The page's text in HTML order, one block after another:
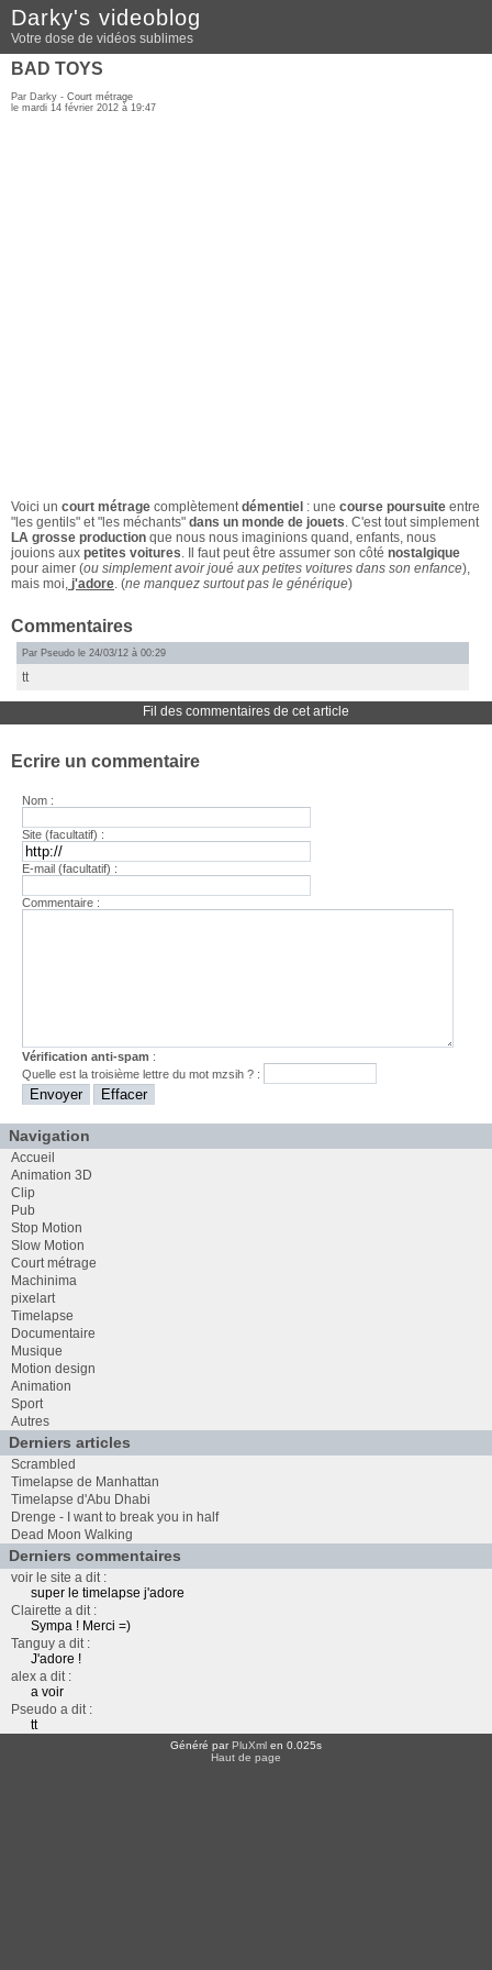
Darky's videoblog
Votre dose de vidéos sublimes
BAD TOYS
Par Darky - Court métrage
le mardi 14 février 2012 à 19:47
Voici un court métrage complètementdémentiel : une course poursuite entre
"les gentils" et "les méchants" dans un monde de jouets. C'est tout simplement
LA grosse production que nous nous imaginions quand, enfants, nous
jouions aux petites voitures. Il faut peut être assumer son côté nostalgique
pour aimer (ou simplement avoir joué aux petites voitures dans son enfance),
mais moi, j'adore. (ne manquez surtout pas le générique)
Commentaires
Par Pseudo le 24/03/12 à 00:29
tt
Fil des commentaires de cet article
Ecrire un commentaire
Nom :
Site (facultatif) :
E-mail (facultatif) :
Commentaire :
Vérification anti-spam :
Quelle est latroisième lettre du motmzsih ? :
Navigation
Accueil
Animation 3D
Clip
Pub
Stop Motion
Slow Motion
Court métrage
Machinima
pixelart
Timelapse
Documentaire
Musique
Motion design
Animation
Sport
Autres
Derniers articles
Scrambled
Timelapse de Manhattan
Timelapse d'Abu Dhabi
Drenge - I want to break you in half
Dead Moon Walking
Derniers commentaires
voir le site a dit :
super le timelapse j'adore
Clairette a dit :
Sympa ! Merci =)
Tanguy a dit :
J'adore !
alex a dit :
a voir
Pseudo a dit :
tt
Généré parPluXml en 0.025s
Haut de page